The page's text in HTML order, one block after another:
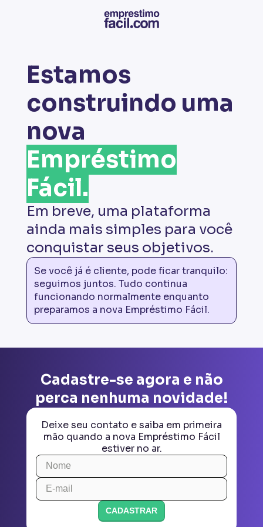
Estamos
construindo uma
nova
Empréstimo
Fácil.
Em breve, uma plataforma
ainda mais simples para você
conquistar seus objetivos.
Se você já é cliente, pode ficar tranquilo:
seguimos juntos. Tudo continua
funcionando normalmente enquanto
preparamos a nova Empréstimo Fácil.
Cadastre-se agora e não
perca nenhuma novidade!
Deixe seu contato e saiba em primeira
mão quando a nova Empréstimo Fácil
estiver no ar.
CADASTRAR